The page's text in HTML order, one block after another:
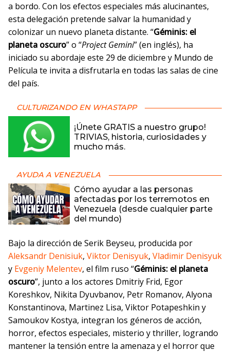
a bordo. Con los efectos especiales más alucinantes,
esta delegación pretende salvar la humanidad y
colonizar un nuevo planeta distante. “Géminis: el
planeta oscuro” o “Project Gemini” (en inglés), ha
iniciado su abordaje este 29 de diciembre y Mundo de
Película te invita a disfrutarla en todas las salas de cine
del país.
CULTURIZANDO EN WHASTAPP
¡Únete GRATIS a nuestro grupo!
TRIVIAS, historia, curiosidades y
mucho más.
AYUDA A VENEZUELA
Cómo ayudar a las personas
afectadas por los terremotos en
Venezuela (desde cualquier parte
del mundo)
Bajo la dirección de Serik Beyseu, producida por
Aleksandr Denisiuk, Viktor Denisyuk, Vladimir Denisyuk
y Evgeniy Melentev, el film ruso “Géminis: el planeta
oscuro”, junto a los actores Dmitriy Frid, Egor
Koreshkov, Nikita Dyuvbanov, Petr Romanov, Alyona
Konstantinova, Martinez Lisa, Viktor Potapeshkin y
Samoukov Kostya, integran los géneros de acción,
horror, efectos especiales, misterio y thriller, logrando
mantener la tensión entre la amenaza y el horror que